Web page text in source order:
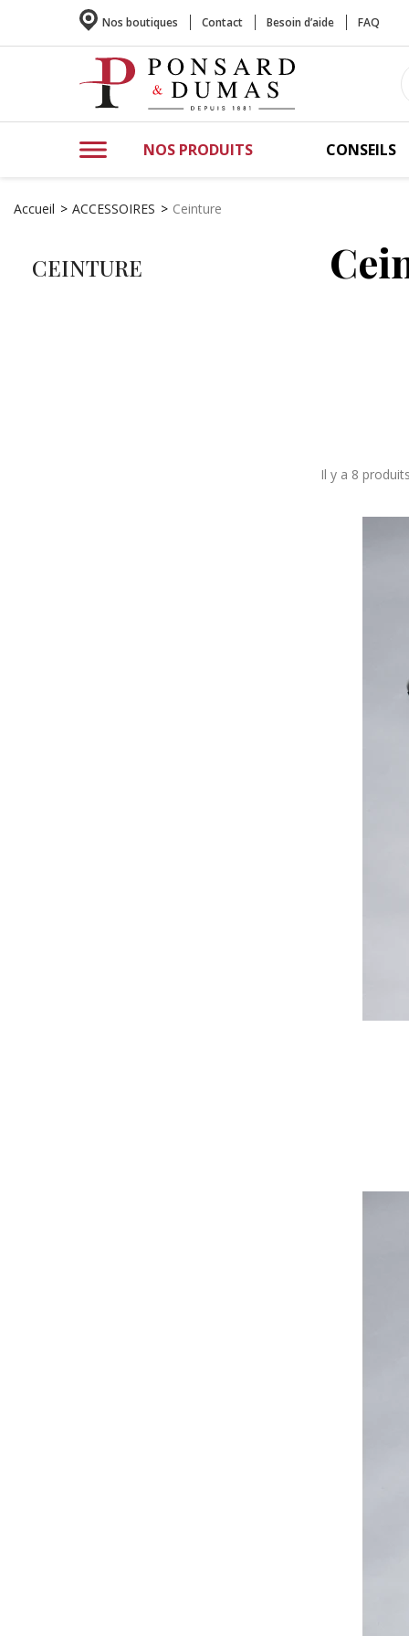
Nos boutiques Contact Besoin d’aide FAQ
NOS PRODUITS CONSEILS
Accueil ACCESSOIRES Ceinture
CEINTURE
Il y a 8